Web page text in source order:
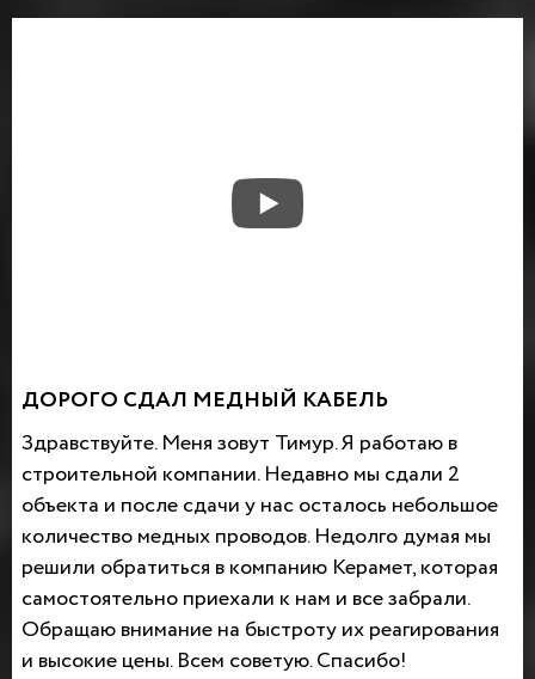
ДОРОГО СДАЛ МЕДНЫЙ КАБЕЛЬ
Здравствуйте. Меня зовут Тимур. Я работаю в
строительной компании. Недавно мы сдали 2
объекта и после сдачи у нас осталось небольшое
количество медных проводов. Недолго думая мы
решили обратиться в компанию Керамет, которая
самостоятельно приехали к нам и все забрали.
Обращаю внимание на быстроту их реагирования
и высокие цены. Всем советую. Спасибо!